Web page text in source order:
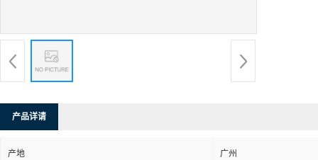
产品详请
产地 广州